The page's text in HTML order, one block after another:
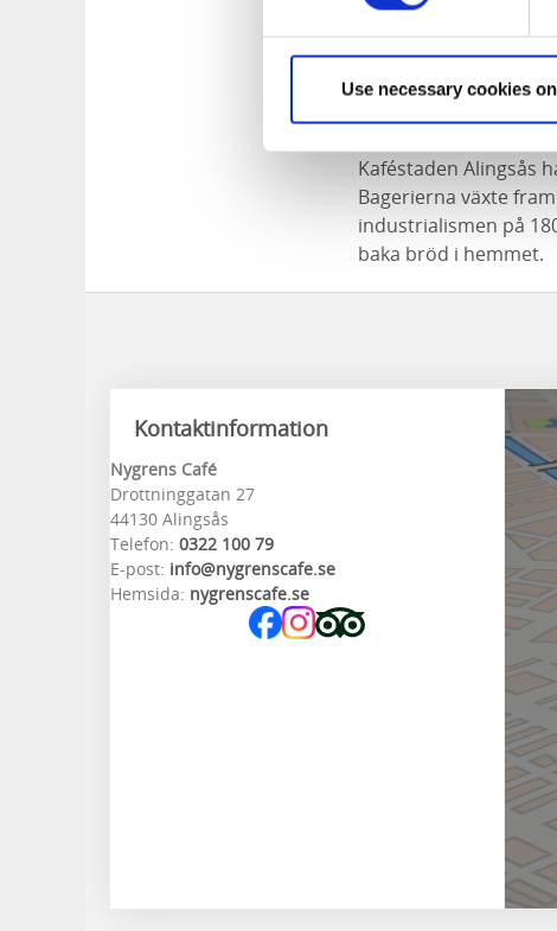
Use necessary cookies
Kaféstaden
Kaféstaden Alingsås
Bagerierna växte
industrialismen på
baka bröd i hemmet.
Kontaktinformation
Nygrens Café
Drottninggatan 27
44130 Alingsås
Telefon: 0322 100 79
E-post: info@nygrenscafe.se
Hemsida: nygrenscafe.se